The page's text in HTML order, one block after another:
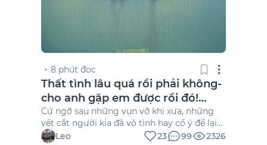
8 phút đọc
Thất tình lâu quá rồi phải không-
cho anh gặp em được rồi đó!
(những câu chuyện tình yêu lãng
mạn có thật)
Cứ ngỡ sau những vụn vỡ khi xưa, những
vết cắt người kia đã vô tình hay cố ý để lại
vẫn còn tồn đọng nơi khóe tim ở lồng ngực
Leo 23 99 2326